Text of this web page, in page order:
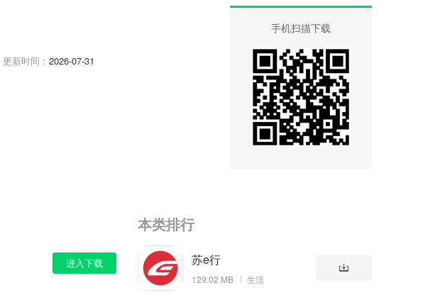
手机扫描下载
更新时间： 2026-07-31
进入下载
本类排行
苏e行
129.02 MB 生活